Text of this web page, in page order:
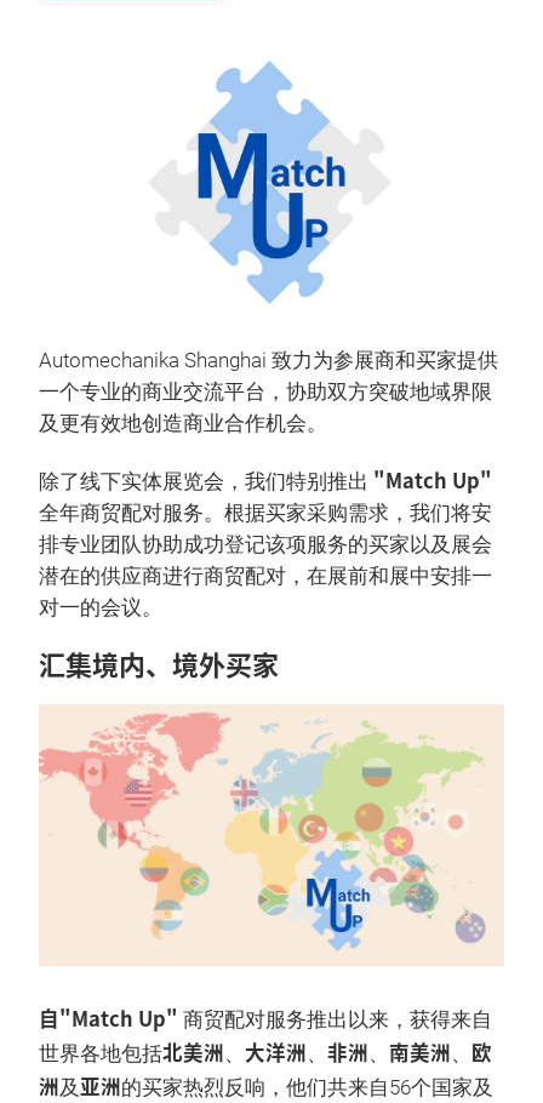
Automechanika Shanghai 致力为参展商和买家提供
一个专业的商业交流平台，协助双方突破地域界限
及更有效地创造商业合作机会。
除了线下实体展览会，我们特别推出 "Match Up"
全年商贸配对服务。根据买家采购需求，我们将安
排专业团队协助成功登记该项服务的买家以及展会
潜在的供应商进行商贸配对，在展前和展中安排一
对一的会议。
汇集境内、境外买家
自"Match Up" 商贸配对服务推出以来，获得来自
世界各地包括北美洲、 大洋洲、 非洲、 南美洲、 欧
洲及亚洲的买家热烈反响，他们共来自56个国家及